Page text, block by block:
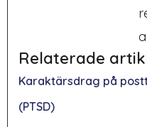
Relaterade
Karaktärsdrag på
(PTSD)